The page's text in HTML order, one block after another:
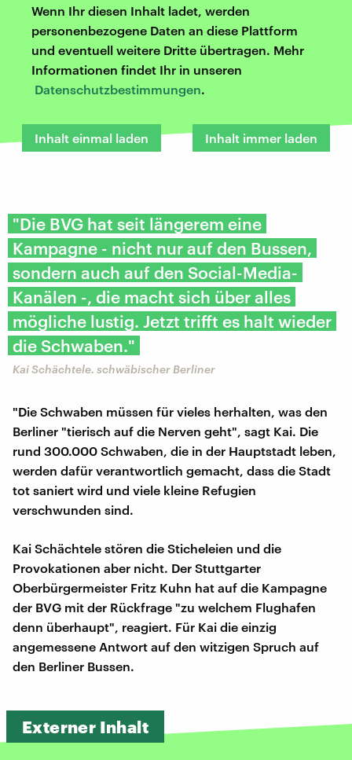
Wenn Ihr diesen Inhalt ladet, werden
personenbezogene Daten an diese Plattform
und eventuell weitere Dritte übertragen. Mehr
Informationen findet Ihr in unseren
Datenschutzbestimmungen.
Inhalt einmal laden Inhalt immer laden
"Die BVG hat seit längerem eine
Kampagne - nicht nur auf den Bussen,
sondern auch auf den Social-Media-
Kanälen -, die macht sich über alles
mögliche lustig. Jetzt trifft es halt wieder
die Schwaben."
Kai Schächtele. schwäbischer Berliner
"Die Schwaben müssen für vieles herhalten, was den
Berliner "tierisch auf die Nerven geht", sagt Kai. Die
rund 300.000 Schwaben, die in der Hauptstadt leben,
werden dafür verantwortlich gemacht, dass die Stadt
tot saniert wird und viele kleine Refugien
verschwunden sind.
Kai Schächtele stören die Sticheleien und die
Provokationen aber nicht. Der Stuttgarter
Oberbürgermeister Fritz Kuhn hat auf die Kampagne
der BVG mit der Rückfrage "zu welchem Flughafen
denn überhaupt", reagiert. Für Kai die einzig
angemessene Antwort auf den witzigen Spruch auf
den Berliner Bussen.
Externer Inhalt